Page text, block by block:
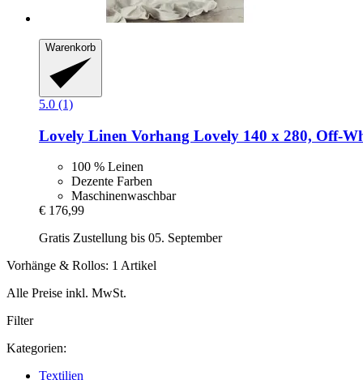
Warenkorb
5.0 (1)
Lovely Linen Vorhang Lovely 140 x 280, Off-​
100 % Leinen
Dezente Farben
Maschinenwaschbar
€ 176,99
Gratis Zustellung bis 05. September
Vorhänge & Rollos: 1 Artikel
Alle Preise inkl. MwSt.
Filter
Kategorien:
Textilien